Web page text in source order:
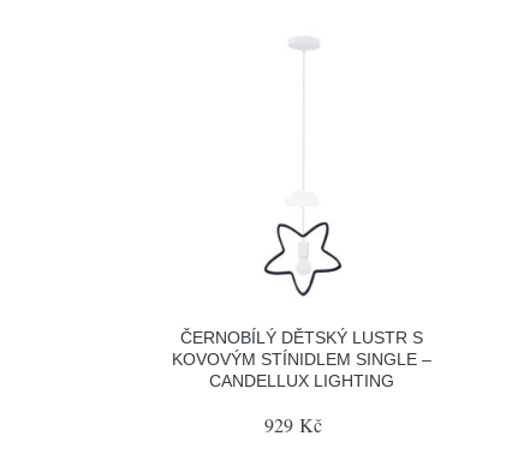
ČERNOBÍLÝ DĚTSKÝ LUSTR S
KOVOVÝM STÍNIDLEM SINGLE –
CANDELLUX LIGHTING
929 Kč